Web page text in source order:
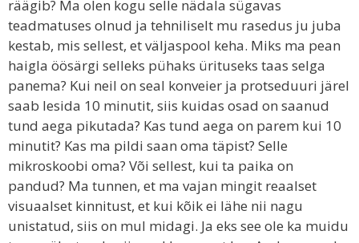
räägib? Ma olen kogu selle nädala sügavas
teadmatuses olnud ja tehniliselt mu rasedus ju juba
kestab, mis sellest, et väljaspool keha. Miks ma pean
haigla öösärgi selleks pühaks ürituseks taas selga
panema? Kui neil on seal konveier ja protseduuri järel
saab lesida 10 minutit, siis kuidas osad on saanud
tund aega pikutada? Kas tund aega on parem kui 10
minutit? Kas ma pildi saan oma täpist? Selle
mikroskoobi oma? Või sellest, kui ta paika on
pandud? Ma tunnen, et ma vajan mingit reaalset
visuaalset kinnitust, et kui kõik ei lähe nii nagu
unistatud, siis on mul midagi. Ja eks see ole ka muidu